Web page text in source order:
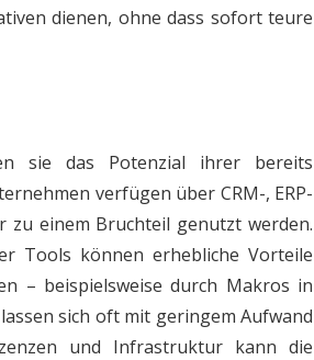
dienen, ohne dass sofort teure
sie das Potenzial ihrer bereits
verfügen über CRM-, ERP-
zu einem Bruchteil genutzt werden.
Tools können erhebliche Vorteile
– beispielsweise durch Makros in
sich oft mit geringem Aufwand
und Infrastruktur kann die